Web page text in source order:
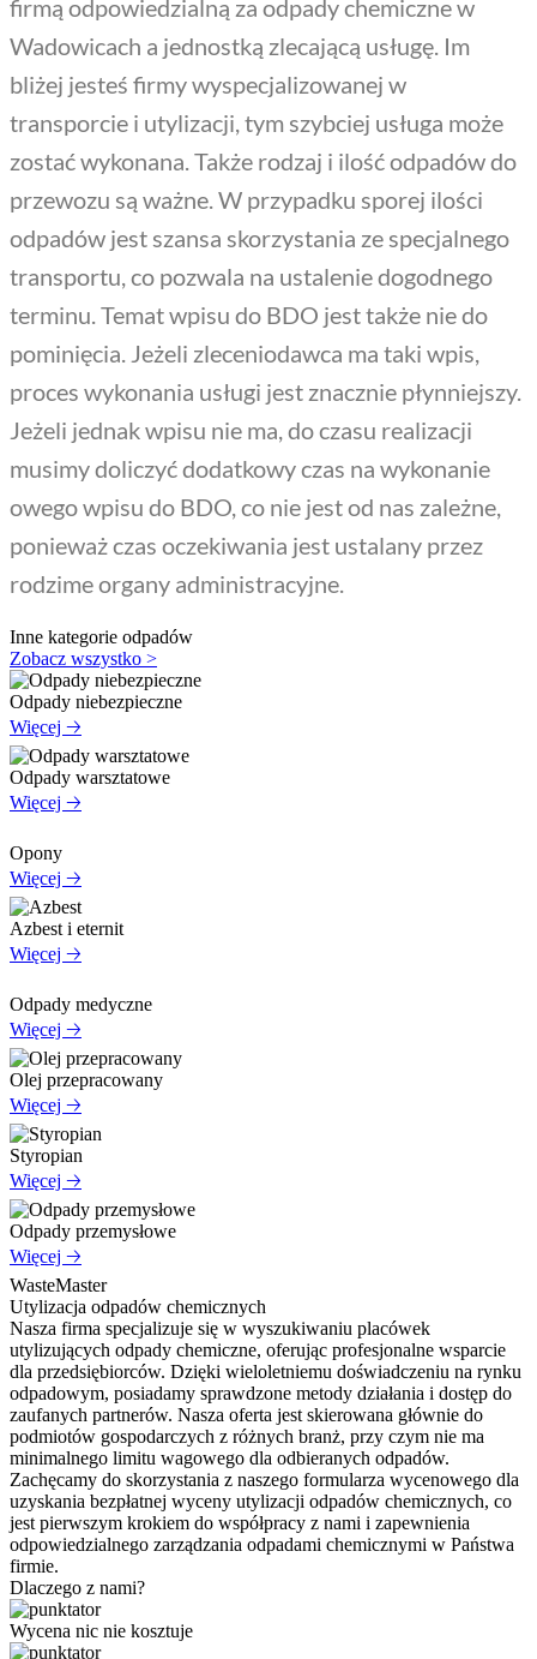
firmą odpowiedzialną za odpady chemiczne w
Wadowicach a jednostką zlecającą usługę. Im
bliżej jesteś firmy wyspecjalizowanej w
transporcie i utylizacji, tym szybciej usługa może
zostać wykonana. Także rodzaj i ilość odpadów do
przewozu są ważne. W przypadku sporej ilości
odpadów jest szansa skorzystania ze specjalnego
transportu, co pozwala na ustalenie dogodnego
terminu. Temat wpisu do BDO jest także nie do
pominięcia. Jeżeli zleceniodawca ma taki wpis,
proces wykonania usługi jest znacznie płynniejszy.
Jeżeli jednak wpisu nie ma, do czasu realizacji
musimy doliczyć dodatkowy czas na wykonanie
owego wpisu do BDO, co nie jest od nas zależne,
ponieważ czas oczekiwania jest ustalany przez
rodzime organy administracyjne.
Inne kategorie odpadów
Zobacz wszystko >
Odpady niebezpieczne
Więcej 🡢
Odpady warsztatowe
Więcej 🡢
Opony
Więcej 🡢
Azbest i eternit
Więcej 🡢
Odpady medyczne
Więcej 🡢
Olej przepracowany
Więcej 🡢
Styropian
Więcej 🡢
Odpady przemysłowe
Więcej 🡢
WasteMaster
Utylizacja odpadów chemicznych
Nasza firma specjalizuje się w wyszukiwaniu placówek
utylizujących odpady chemiczne, oferując profesjonalne wsparcie
dla przedsiębiorców. Dzięki wieloletniemu doświadczeniu na rynku
odpadowym, posiadamy sprawdzone metody działania i dostęp do
zaufanych partnerów. Nasza oferta jest skierowana głównie do
podmiotów gospodarczych z różnych branż, przy czym nie ma
minimalnego limitu wagowego dla odbieranych odpadów.
Zachęcamy do skorzystania z naszego formularza wycenowego dla
uzyskania bezpłatnej wyceny utylizacji odpadów chemicznych, co
jest pierwszym krokiem do współpracy z nami i zapewnienia
odpowiedzialnego zarządzania odpadami chemicznymi w Państwa
firmie.
Dlaczego z nami?
Wycena nic nie kosztuje